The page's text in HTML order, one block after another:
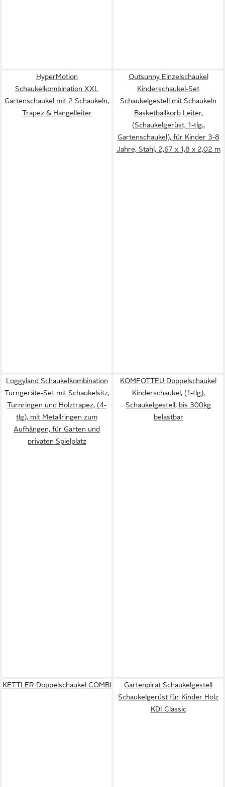
HyperMotion
Schaukelkombination XXL
Gartenschaukel mit 2 Schaukeln,
Trapez & Hangelleiter
Outsunny Einzelschaukel
Kinderschaukel-Set
Schaukelgestell mit Schaukeln
Basketballkorb Leiter,
(Schaukelgerüst, 1-tlg.,
Gartenschaukel), für Kinder 3-8
Jahre, Stahl, 2,67 x 1,8 x 2,02 m
Loggyland Schaukelkombination
Turngeräte-Set mit Schaukelsitz,
Turnringen und Holztrapez, (4-
tlg), mit Metallringen zum
Aufhängen, für Garten und
privaten Spielplatz
KOMFOTTEU Doppelschaukel
Kinderschaukel, (1-tlg),
Schaukelgestell, bis 300kg
belastbar
KETTLER Doppelschaukel COMBI
Gartenpirat Schaukelgestell
Schaukelgerüst für Kinder Holz
KDI Classic